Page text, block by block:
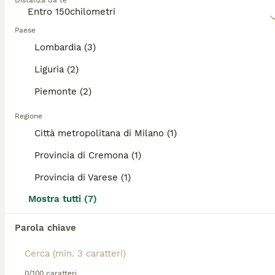
Paese
Lombardia (3)
Liguria (2)
Piemonte (2)
Regione
Città metropolitana di Milano (1)
Provincia di Cremona (1)
Provincia di Varese (1)
Mostra tutti (7)
Parola chiave
0/100 caratteri
Leggi lanostra pagina di consigli sul Cane Corso
informazioni su questa razza di cane.
Cane corso
9 settimane 2
Sesso
600 €
Sumirago (48km)
TUTTI GLI ANNUNCI
PRO